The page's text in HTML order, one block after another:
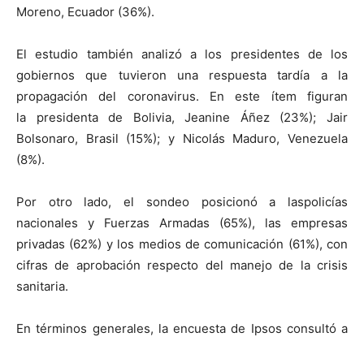
Moreno, Ecuador (36%).
El estudio también analizó a los presidentes de los
gobiernos que tuvieron una respuesta tardía a la
propagación del coronavirus. En este ítem figuran
la presidenta de Bolivia, Jeanine Áñez (23%); Jair
Bolsonaro, Brasil (15%); y Nicolás Maduro, Venezuela
(8%).
Por otro lado, el sondeo posicionó a laspolicías
nacionales y Fuerzas Armadas (65%), las empresas
privadas (62%) y los medios de comunicación (61%), con
cifras de aprobación respecto del manejo de la crisis
sanitaria.
En términos generales, la encuesta de Ipsos consultó a